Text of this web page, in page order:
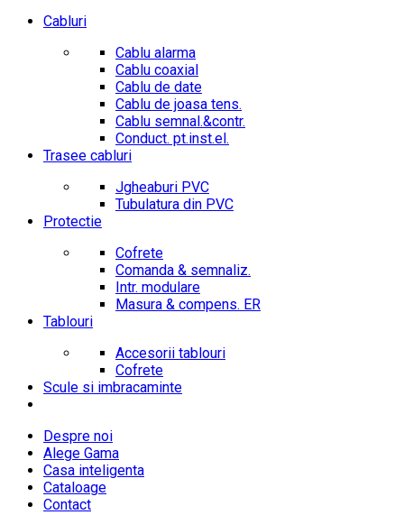
Cabluri
Cablu alarma
Cablu coaxial
Cablu de date
Cablu de joasa tens.
Cablu semnal.&contr.
Conduct. pt.inst.el.
Trasee cabluri
Jgheaburi PVC
Tubulatura din PVC
Protectie
Cofrete
Comanda & semnaliz.
Intr. modulare
Masura & compens. ER
Tablouri
Accesorii tablouri
Cofrete
Scule si imbracaminte
Despre noi
Alege Gama
Casa inteligenta
Cataloage
Contact